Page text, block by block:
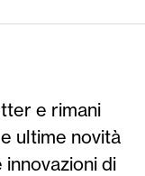
e rimani
ultime novità
di